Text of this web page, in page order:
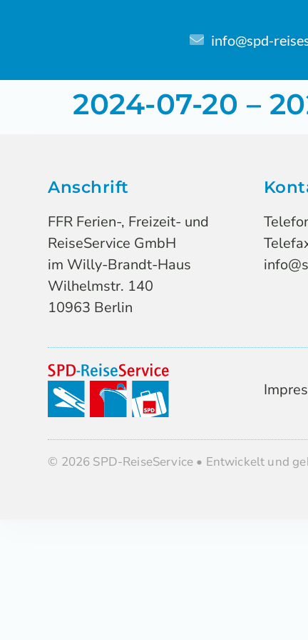
info@spd-
2024-07-20 –
Anschrift
FFR Ferien-, Freizeit- und
ReiseService GmbH
im Willy-Brandt-Haus
Wilhelmstr. 140
10963 Berlin
© 2026 SPD-ReiseService • Entwickelt und